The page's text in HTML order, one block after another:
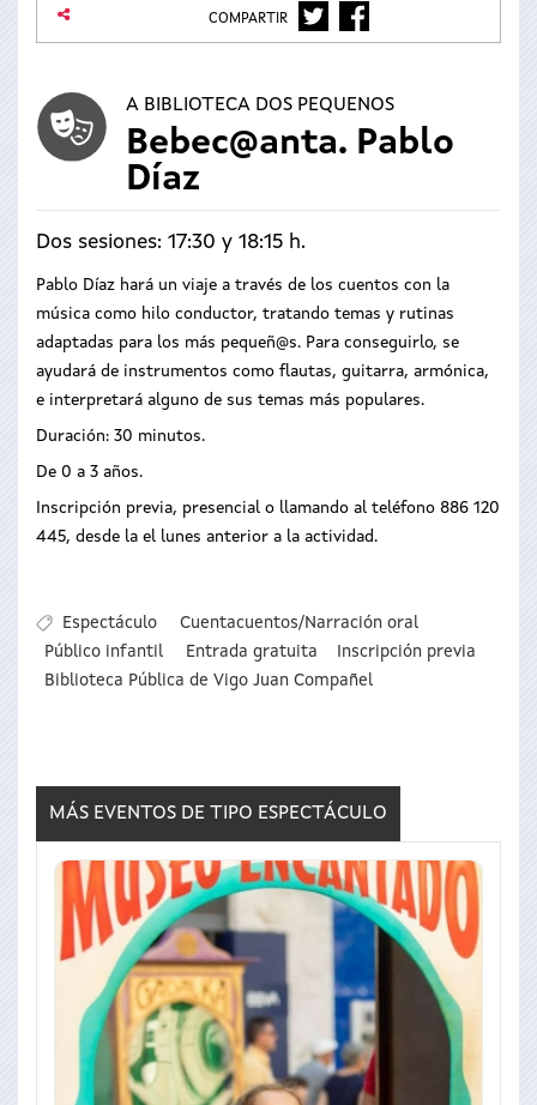
COMPARTIR TWITTERFACEBOOK
A BIBLIOTECA DOS PEQUENOS
Bebec@anta. Pablo
Díaz
Dos sesiones: 17:30 y 18:15 h.
Pablo Díaz hará un viaje a través de los cuentos con la
música como hilo conductor, tratando temas y rutinas
adaptadas para los más pequeñ@s. Para conseguirlo, se
ayudará de instrumentos como flautas, guitarra, armónica,
e interpretará alguno de sus temas más populares.
Duración: 30 minutos.
De 0 a 3 años.
Inscripción previa, presencial o llamando al teléfono 886 120
445, desde la el lunes anterior a la actividad.
Espectáculo
Cuentacuentos/Narración oral
Público infantil
Entrada gratuita
Inscripción previa
Biblioteca Pública de Vigo Juan Compañel
MÁS EVENTOS DE TIPO ESPECTÁCULO